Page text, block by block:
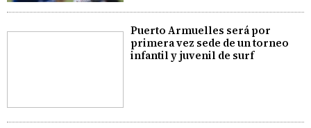
Puerto Armuelles será por
primera vez sede de un torneo
infantil y juvenil de surf